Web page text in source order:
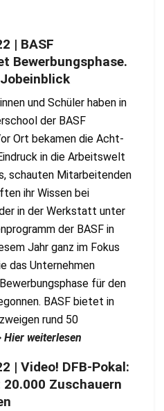
| BASF
Bewerbungsphase.
und Schüler haben in
der BASF
Ort bekamen die Acht-
in die Arbeitswelt
schauten Mitarbeitenden
ihr Wissen bei
in der Werkstatt unter
der BASF in
Jahr ganz im Fokus
das Unternehmen
für den
BASF bietet in
rund 50
Hier weiterlesen
| Video! DFB-Pokal:
Zuschauern